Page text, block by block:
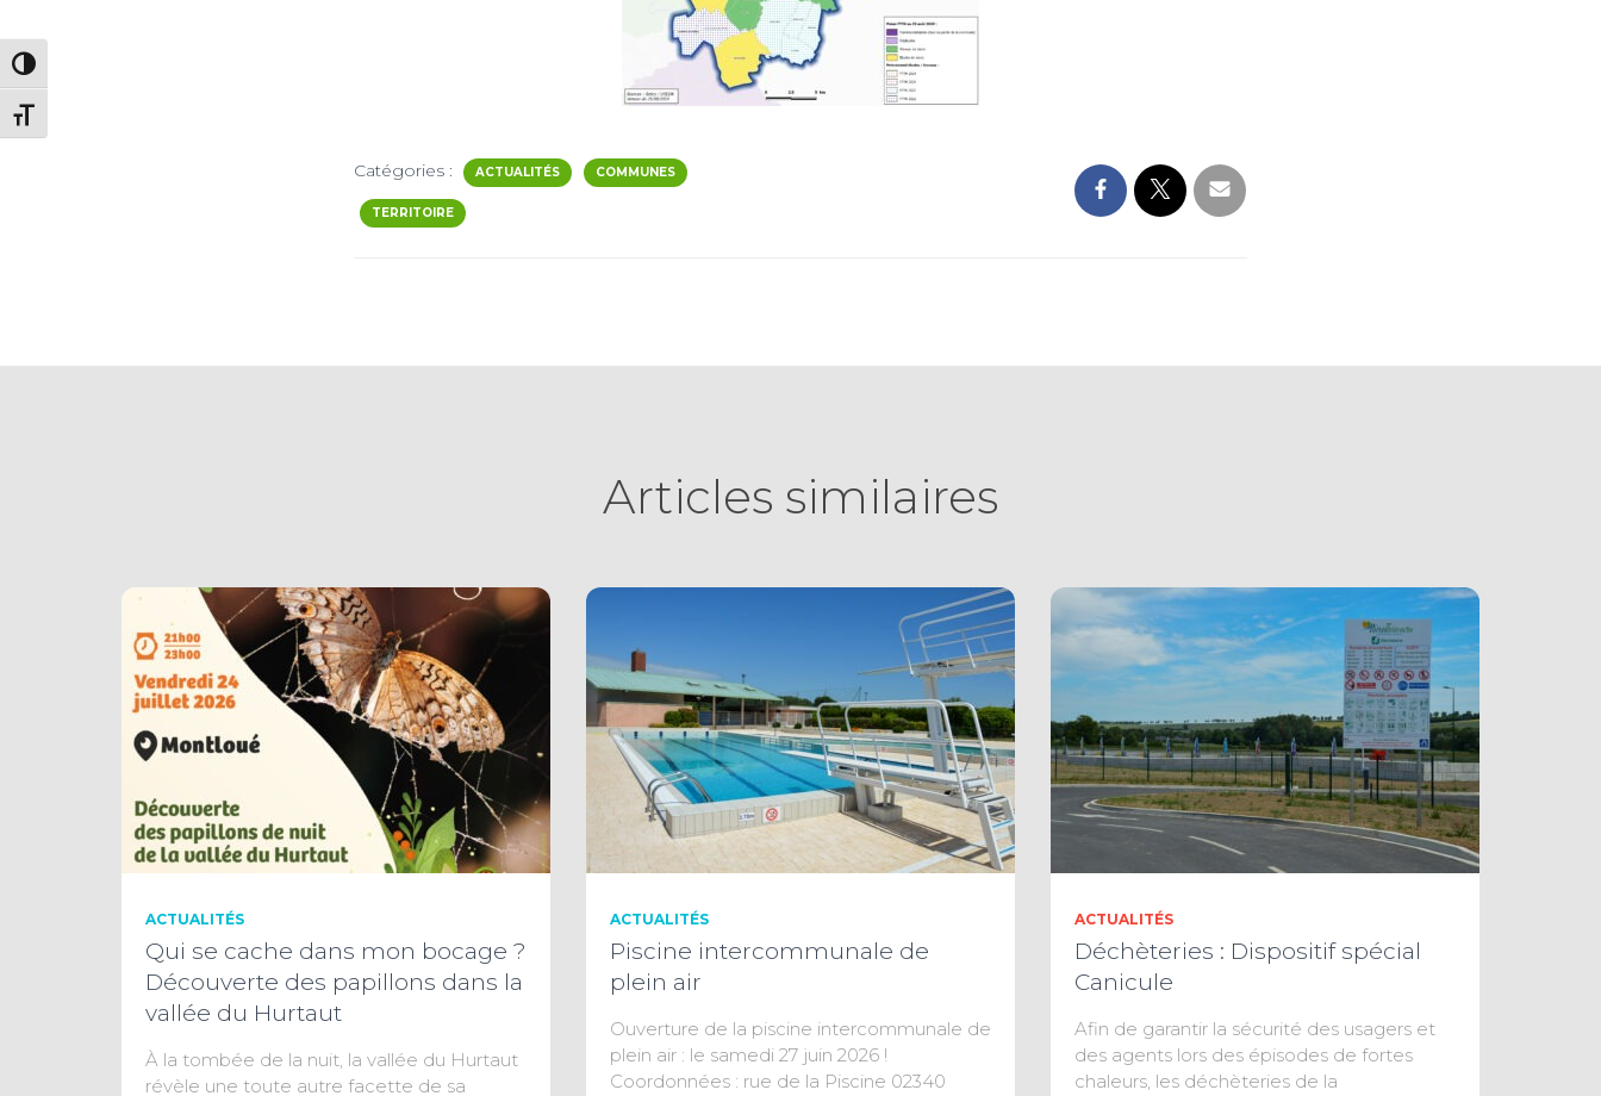
PASSER EN CONTRASTE ÉLEVÉ
CHANGER LA TAILLE DE LA POLICE
Catégories : ACTUALITÉS COMMUNES
TERRITOIRE
Articles similaires
ACTUALITÉS
Qui se cache dans mon bocage ?
Découverte des papillons dans la
vallée du Hurtaut
À la tombée de la nuit, la vallée du Hurtaut
révèle une toute autre facette de sa
ACTUALITÉS
Piscine intercommunale de
plein air
Ouverture de la piscine intercommunale de
plein air : le samedi 27 juin 2026 !
Coordonnées : rue de la Piscine 02340
ACTUALITÉS
Déchèteries : Dispositif spécial
Canicule
Afin de garantir la sécurité des usagers et
des agents lors des épisodes de fortes
chaleurs, les déchèteries de la